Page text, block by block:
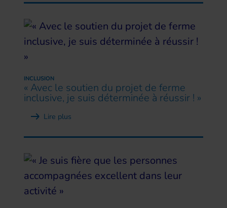
INCLUSION
« Avec le soutien du projet de ferme
inclusive, je suis déterminée à réussir ! »
Lire plus